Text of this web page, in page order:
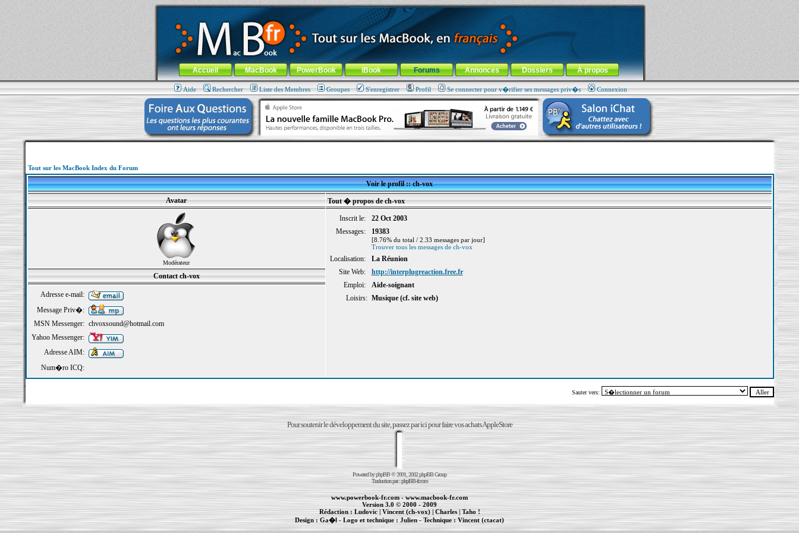
MacBook-fr.com : 100% Apple... 100% nomade !
Aller au contenu-Aller au menu général-Aller au menu de la rubrique
Menu général
Accueil MacBook PowerBook iBook Forums Annonces Dossiers À propos
Aide Rechercher Liste des Membres Groupes S'enregistrer Profil Se connecter pour v�rifier ses messages priv�s Connexion
Tout sur les MacBook Index du Forum
Voir le profil :: ch-vox
Avatar
Tout � propos de ch-vox
Modérateur
Inscrit le:
22 Oct 2003
Messages:
19383
[8.76% du total / 2.33 messages par jour]
Trouver tous les messages de ch-vox
Localisation:
La Réunion
Site Web:
http://interplugreaction.free.fr
Emploi:
Aide-soignant
Loisirs: Musique (cf. site web)
Contact ch-vox
Adresse e-mail:
Message Priv�:
MSN Messenger: chvoxsound@hotmail.com
Yahoo Messenger:
Adresse AIM:
Num�ro ICQ:
Sauter vers:
Pour soutenir le développement du site, passez par ici pour faire vos achats AppleStore
Powered byphpBB© 2001, 2002 phpBB Group
Traduction par :phpBB-fr.com
www.powerbook-fr.com-www.macbook-fr.com
Version 3.0 © 2000 - 2009
Rédaction :Ludovic|Vincent (ch-vox)| Charles|Taho !
Design :Ga�l- Logo et technique :Julien- Technique : Vincent (ctacat)
Informations : - MacBook Pro - iBook| Maintenance Apple et Macintosh à Toulouse|cr�ation de sites Internet